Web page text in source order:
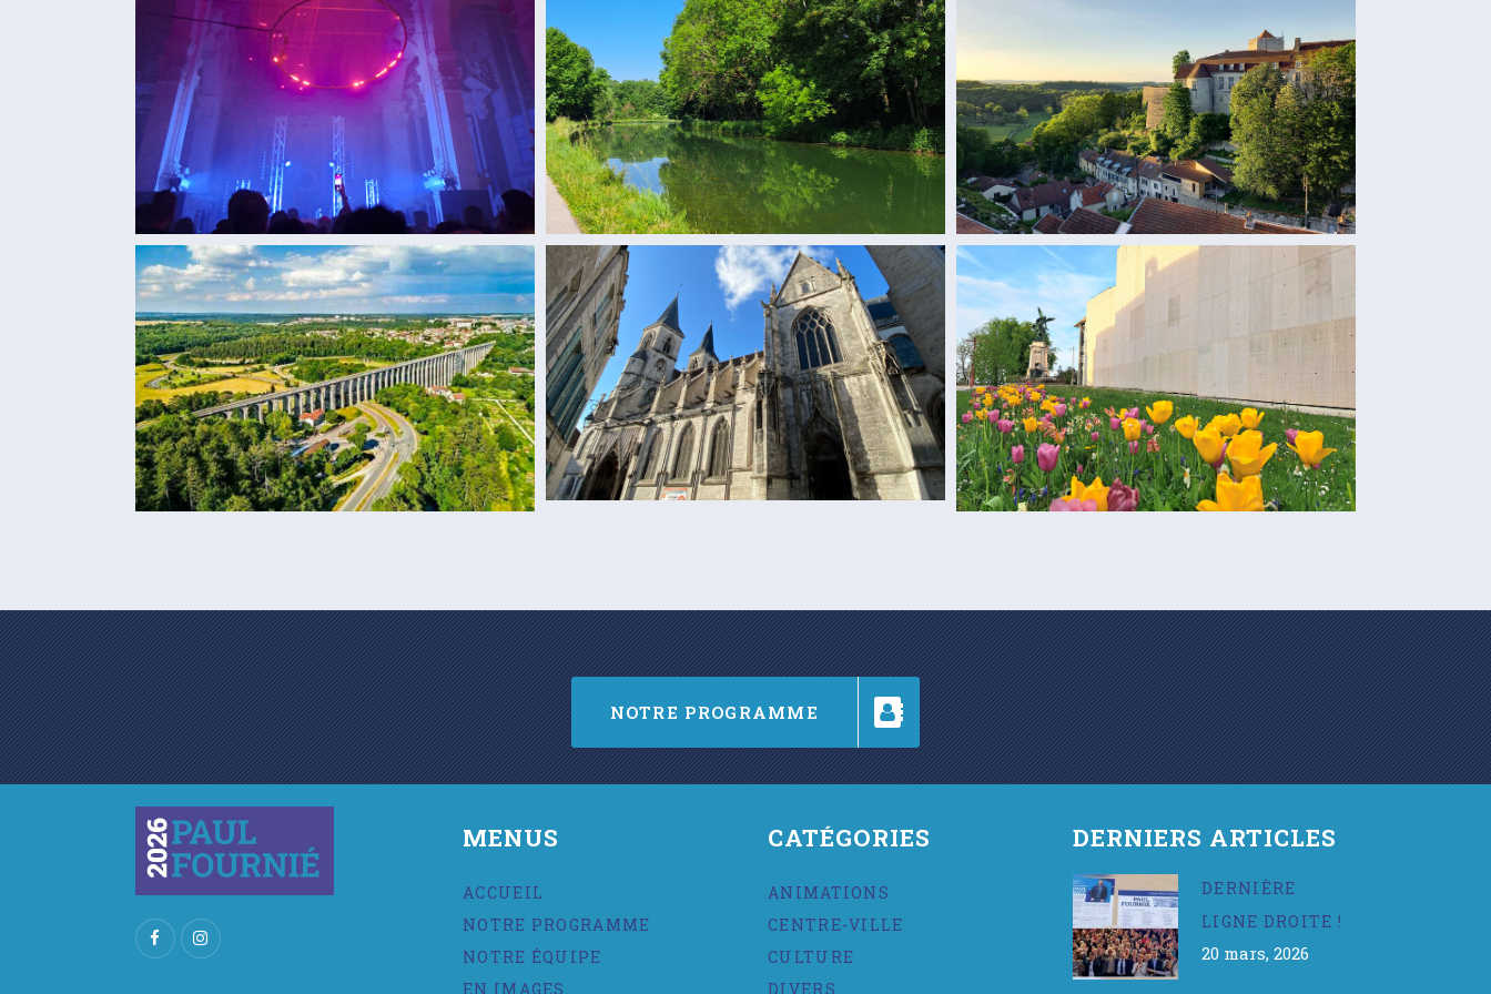
NOTRE PROGRAMME
MENUS
ACCUEIL
NOTRE PROGRAMME
NOTRE ÉQUIPE
EN IMAGES…
CATÉGORIES
ANIMATIONS
CENTRE-VILLE
CULTURE
DIVERS
DERNIERS ARTICLES
DERNIÈRE
LIGNE DROITE !
20 mars, 2026